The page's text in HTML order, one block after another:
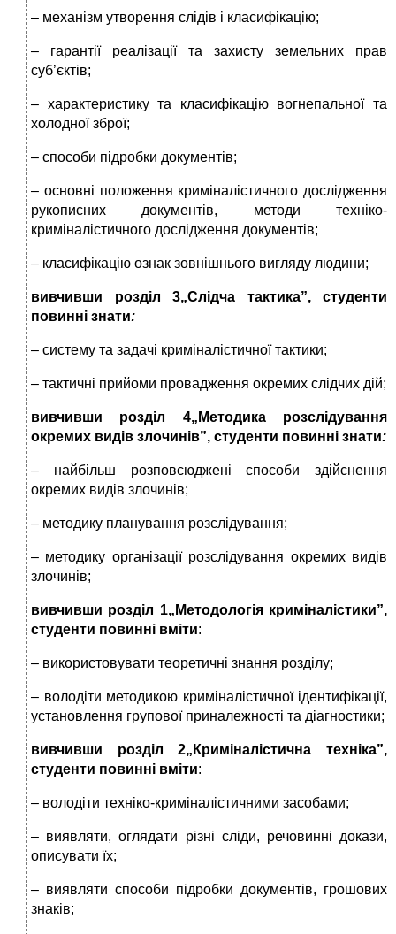
– механізм утворення слідів і класифікацію;
– гарантії реалізації та захисту земельних прав
суб’єктів;
– характеристику та класифікацію вогнепальної та
холодної зброї;
– способи підробки документів;
– основні положення криміналістичного дослідження
рукописних документів, методи техніко-
криміналістичного дослідження документів;
– класифікацію ознак зовнішнього вигляду людини;
вивчивши розділ 3„Слідча тактика”, студенти
повинні знати:
– систему та задачі криміналістичної тактики;
– тактичні прийоми провадження окремих слідчих дій;
вивчивши розділ 4„Методика розслідування
окремих видів злочинів”, студенти повинні знати:
– найбільш розповсюджені способи здійснення
окремих видів злочинів;
– методику планування розслідування;
– методику організації розслідування окремих видів
злочинів;
вивчивши розділ 1„Методологія криміналістики”,
студенти повинні вміти:
– використовувати теоретичні знання розділу;
– володіти методикою криміналістичної ідентифікації,
установлення групової приналежності та діагностики;
вивчивши розділ 2„Криміналістична техніка”,
студенти повинні вміти:
– володіти техніко-криміналістичними засобами;
– виявляти, оглядати різні сліди, речовинні докази,
описувати їх;
– виявляти способи підробки документів, грошових
знаків;